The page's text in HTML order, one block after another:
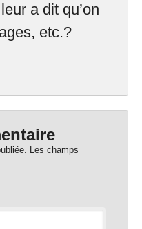
a dit qu’on
etc.?
Les champs